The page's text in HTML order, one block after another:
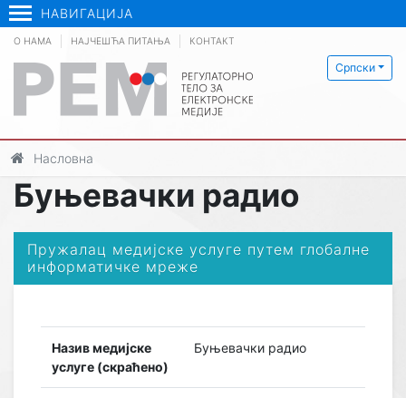
НАВИГАЦИЈА
Српски
О НАМА НАЈЧЕШЋА ПИТАЊА КОНТАКТ
Насловна
Буњевачки радио
Пружалац медијске услуге путем глобалне
информатичке мреже
Назив медијске
услуге (скраћено)
Буњевачки радио